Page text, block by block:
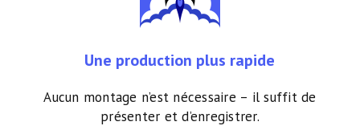
Une production plus rapide
Aucun montage n’est nécessaire – il suffit de
présenter et d’enregistrer.